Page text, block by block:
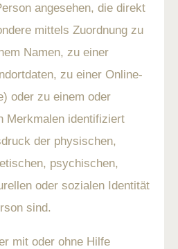
angesehen, die direkt
mittels Zuordnung zu
Namen, zu einer
zu einer Online-
oder zu einem oder
Merkmalen identifiziert
der physischen,
psychischen,
oder sozialen Identität
sind.
mit oder ohne Hilfe